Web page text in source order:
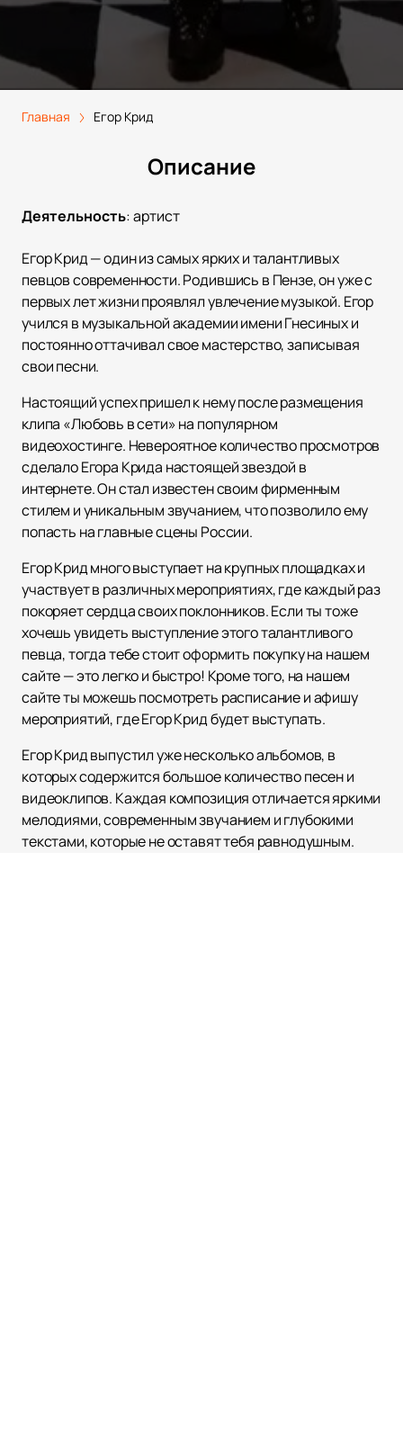
Главная Егор Крид
Описание
Деятельность:артист
Егор Крид — один из самых ярких и талантливых
певцов современности. Родившись в Пензе, он уже с
первых лет жизни проявлял увлечение музыкой. Егор
учился в музыкальной академии имени Гнесиных и
постоянно оттачивал свое мастерство, записывая
свои песни.
Настоящий успех пришел к нему после размещения
клипа «Любовь в сети» на популярном
видеохостинге. Невероятное количество просмотров
сделало Егора Крида настоящей звездой в
интернете. Он стал известен своим фирменным
стилем и уникальным звучанием, что позволило ему
попасть на главные сцены России.
Егор Крид много выступает на крупных площадках и
участвует в различных мероприятиях, где каждый раз
покоряет сердца своих поклонников. Если ты тоже
хочешь увидеть выступление этого талантливого
певца, тогда тебе стоит оформить покупку на нашем
сайте — это легко и быстро! Кроме того, на нашем
сайте ты можешь посмотреть расписание и афишу
мероприятий, где Егор Крид будет выступать.
Егор Крид выпустил уже несколько альбомов, в
которых содержится большое количество песен и
видеоклипов. Каждая композиция отличается яркими
мелодиями, современным звучанием и глубокими
текстами, которые не оставят тебя равнодушным.